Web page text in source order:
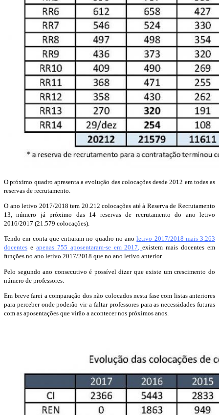
O próximo quadro apresenta a evolução das colocações desde 2012 em todas as
reservas de recrutamento.
O ano letivo 2017/2018 tem 20.212 colocações até à Reserva de Recrutamento
13, número já próximo das 14 reservas de recrutamento do ano letivo
2016/2017 (21.579 colocações).
Tendo em conta que entraram no quadro no anoletivo 2017/2018 mais 3.263
docentes e apenas 755 aposentaram-se em 2017,existem mais docentes em
funções no ano letivo 2017/2018 que no ano letivo anterior.
Pelo segundo ano consecutivo é possível dizer que existe um crescimento do
número de professores.
Em breve farei a comparação dos não colocados nesta fase com listas anteriores
para perceber onde poderão vir a faltar professores para as necessidades futuras
com as aposentações que virão a acontecer nos próximos anos.